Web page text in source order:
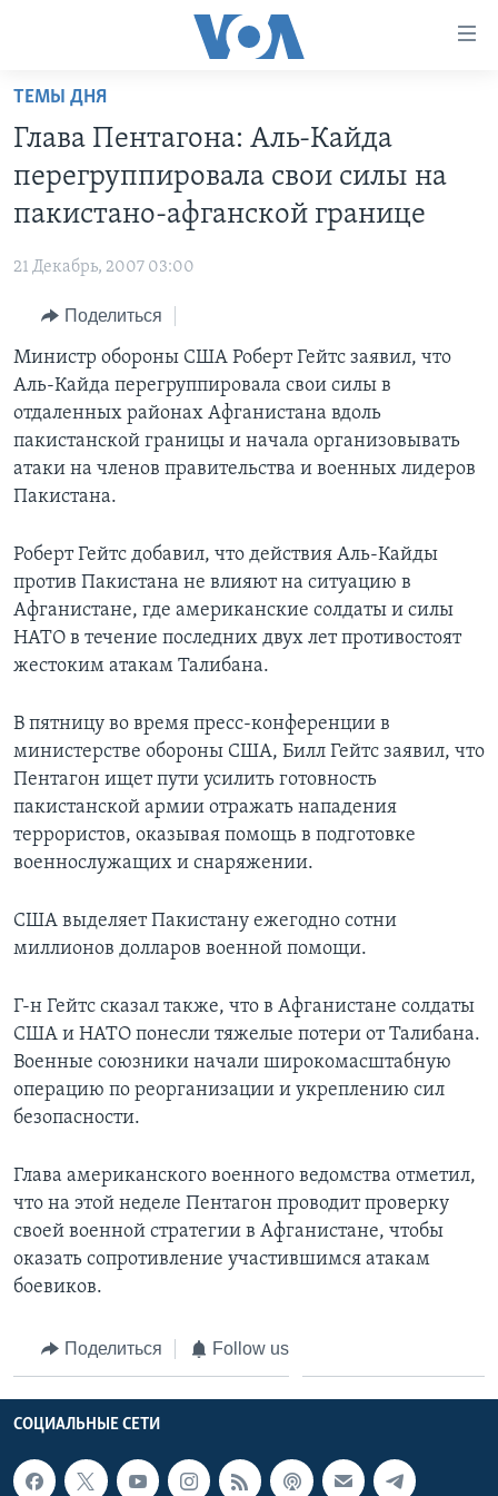
Перейти
основной
контент
Перейти
основной
навигации
Перейти
поиск
ИТОГИ
ПОЧЕМУ ЭТО ВАЖНО?
ДИСКУССИЯ VOA
ДЕТАЛИ
НЬЮ-ЙОРК NEW YORK
АМЕРИКА. БОЛЬШОЕ ПУТЕШЕСТВИЕ
ПРОЕКТЫ
НАША АМЕРИКАНСКАЯ ИСТОРИЯ
А КАК В АМЕРИКЕ?
АРТЕФАКТЫ
АМЕРИКАНСКИЕ ГОРОДКИ
ТЕСТЫ
ИНТЕРВЬЮ
ФАКТЫ ПРОТИВ ФЕЙКОВ
ЗА СВОБОДУ ПРЕССЫ
УЧИМ АНГЛИЙСКИЙ
ВИДЕО
ПОДПИСКА НА НОВОСТИ
Learning English
СОЦИАЛЬНЫЕ СЕТИ
ТЕМЫ ДНЯ
Глава Пентагона: Аль-Кайда
перегруппировала свои силы на
пакистано-афганской границе
21 Декабрь, 2007 03:00
Поделиться
Министр обороны США Роберт Гейтс заявил, что
Аль-Кайда перегруппировала свои силы в
отдаленных районах Афганистана вдоль
пакистанской границы и начала организовывать
атаки на членов правительства и военных лидеров
Пакистана.
Роберт Гейтс добавил, что действия Аль-Кайды
против Пакистана не влияют на ситуацию в
Афганистане, где американские солдаты и силы
НАТО в течение последних двух лет противостоят
жестоким атакам Талибана.
В пятницу во время пресс-конференции в
министерстве обороны США, Билл Гейтс заявил, что
Пентагон ищет пути усилить готовность
пакистанской армии отражать нападения
террористов, оказывая помощь в подготовке
военнослужащих и снаряжении.
США выделяет Пакистану ежегодно сотни
миллионов долларов военной помощи.
Г-н Гейтс сказал также, что в Афганистане солдаты
США и НАТО понесли тяжелые потери от Талибана.
Военные союзники начали широкомасштабную
операцию по реорганизации и укреплению сил
безопасности.
Глава американского военного ведомства отметил,
что на этой неделе Пентагон проводит проверку
своей военной стратегии в Афганистане, чтобы
оказать сопротивление участившимся атакам
боевиков.
Поделиться Follow us
СОЦИАЛЬНЫЕ СЕТИ